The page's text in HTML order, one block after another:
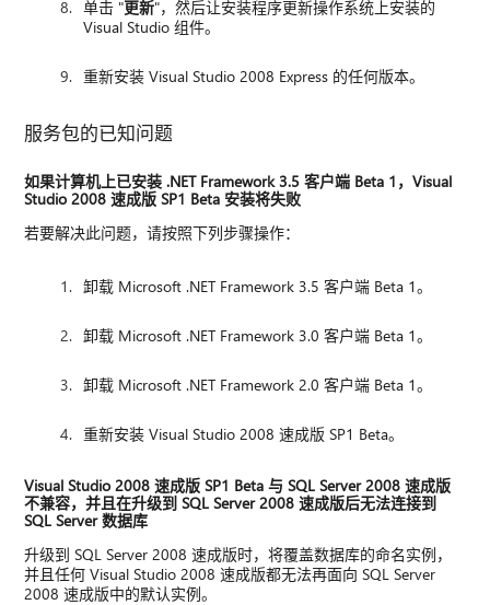
单击 "更新"，然后让安装程序更新操作系统上安装的
Visual Studio 组件。
重新安装 Visual Studio 2008 Express 的任何版本。
服务包的已知问题
如果计算机上已安装 .NET Framework 3.5 客户端 Beta 1，Visual
Studio 2008 速成版 SP1 Beta 安装将失败
若要解决此问题，请按照下列步骤操作：
卸载 Microsoft .NET Framework 3.5 客户端 Beta 1。
卸载 Microsoft .NET Framework 3.0 客户端 Beta 1。
卸载 Microsoft .NET Framework 2.0 客户端 Beta 1。
重新安装 Visual Studio 2008 速成版 SP1 Beta。
Visual Studio 2008 速成版 SP1 Beta 与 SQL Server 2008 速成版
不兼容，并且在升级到 SQL Server 2008 速成版后无法连接到
SQL Server 数据库
升级到 SQL Server 2008 速成版时，将覆盖数据库的命名实例，
并且任何 Visual Studio 2008 速成版都无法再面向 SQL Server
2008 速成版中的默认实例。